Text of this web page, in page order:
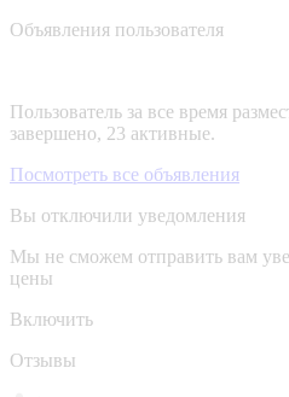
Объявления пользователя
Пользователь за все время
завершено, 23 активные.
Посмотреть все объявления
Вы отключили уведомления
Мы не сможем отправить вам
цены
Включить
Отзывы